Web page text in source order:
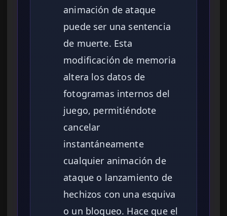
animación de ataque
puede ser una sentencia
de muerte. Esta
modificación de memoria
altera los datos de
fotogramas internos del
juego, permitiéndote
cancelar
instantáneamente
cualquier animación de
ataque o lanzamiento de
hechizos con una esquiva
o un bloqueo. Hace que el